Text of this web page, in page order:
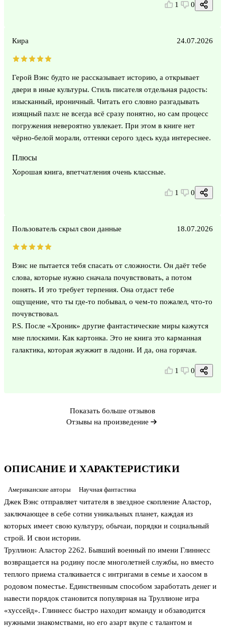
ОПИСАНИЕ И ХАРАКТЕРИСТИКИ
Американские авторы Научная фантастика
Джек Вэнс отправляет читателя в звездное скопление Аластор,
заключающее в себе сотни уникальных планет, каждая из
которых имеет свою культуру, обычаи, порядки и социальный
строй. И свои истории.
Труллион: Аластор 2262. Бывший военный по имени Глиннесс
возвращается на родину после многолетней службы, но вместо
теплого приема сталкивается с интригами в семье и хаосом в
родовом поместье. Единственным способом заработать денег и
навести порядок становится популярная на Труллионе игра
«хуссейд». Глиннесс быстро находит команду и обзаводится
нужными знакомствами, но его азарт вкупе с талантом и
1 0
Кира 24.07.2026
Герой Вэнс будто не рассказывает историю, а открывает
двери в иные культуры. Стиль писателя отдельная радость:
изысканный, ироничный. Читать его словно разгадывать
изящный пазл: не всегда всё сразу понятно, но сам процесс
погружения невероятно увлекает. При этом в книге нет
чёрно-белой морали, оттенки серого здесь куда интереснее.
Плюсы
Хорошая книга, впетчатления очень классные.
1 0
Пользователь скрыл свои данные 18.07.2026
Вэнс не пытается тебя спасать от сложности. Он даёт тебе
слова, которые нужно сначала почувствовать, а потом
понять. И это требует терпения. Она отдаст тебе
ощущение, что ты где-то побывал, о чем-то пожалел, что-то
почувствовал.
P.S. После «Хроник» другие фантастические миры кажутся
мне плоскими. Как картонка. Это не книга это карманная
галактика, которая жужжит в ладони. И да, она горячая.
1 0
Показать больше отзывов
Отзывы на произведение